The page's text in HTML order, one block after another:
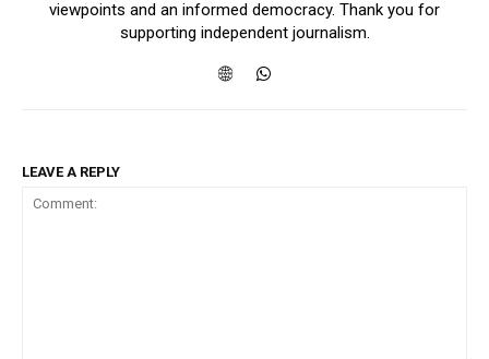
viewpoints and an informed democracy. Thank you for
supporting independent journalism.
LEAVE A REPLY